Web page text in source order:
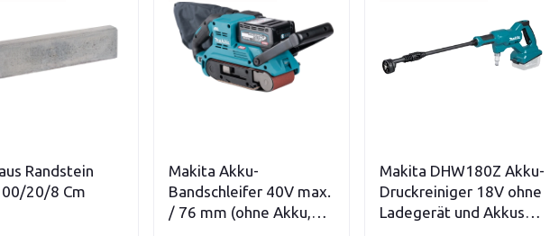
Randstein
20/8 Cm
In den Warenkorb
Makita Akku-
Bandschleifer 40V max.
/ 76 mm (ohne Akku,
Makita DHW180Z Akku-
Druckreiniger 18V ohne
Ladegerät und Akkus